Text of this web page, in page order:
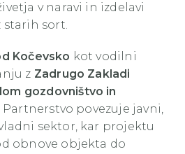
v naravi in izdelavi
starih sort.
Kočevsko kot vodilni
z Zadrugo Zakladi
gozdovništvo in
Partnerstvo povezuje javni,
sektor, kar projektu
obnove objekta do